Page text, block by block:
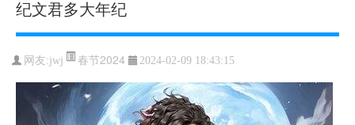
纪文君多大年纪
网友:jwj 春节2024 2024-02-09 18:43:15